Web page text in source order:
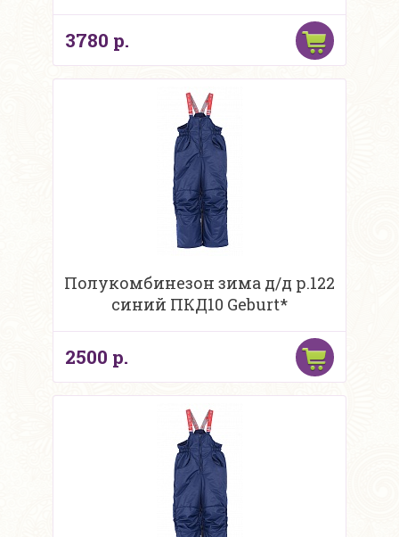
3780 р.
Полукомбинезон зима д/д р.122
синий ПКД10 Geburt*
2500 р.